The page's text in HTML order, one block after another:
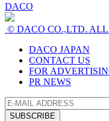
DACO
© DACO CO.,LTD. ALL
DACO JAPAN
CONTACT US
FOR
PR NEWS